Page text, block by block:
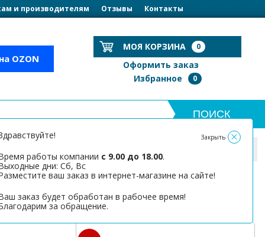
работы компании с 9.00 до 18.00.
дни: Сб, Вс
ваш заказ в интернет-магазине на сайте!
заказ будет обработан в рабочее время!
за обращение.
Закрыть
и производителям Отзывы Контакты
OZON
МОЯ КОРЗИНА 0
Оформить заказ
Избранное
0
ТОВАР ДНЯ